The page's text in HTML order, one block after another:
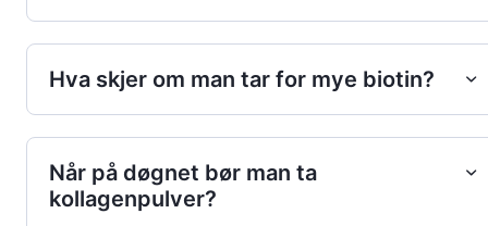
Hva skjer om man tar for mye biotin?
Når på døgnet bør man ta
kollagenpulver?